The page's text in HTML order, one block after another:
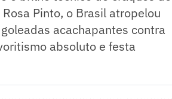
Pinto, o Brasil atropelou
acachapantes contra
absoluto e festa